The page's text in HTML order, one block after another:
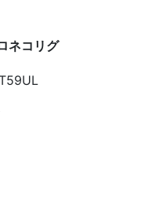
ネコリグ